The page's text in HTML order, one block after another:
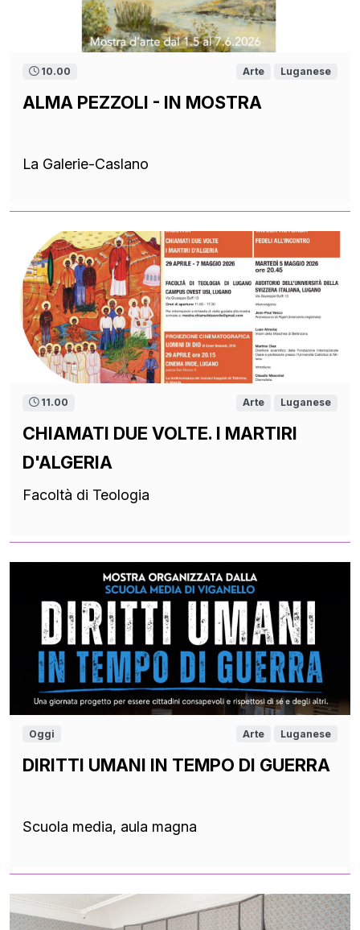
10.00 Arte Luganese
ALMA PEZZOLI - IN MOSTRA
La Galerie-Caslano
11.00 Arte Luganese
CHIAMATI DUE VOLTE. I MARTIRI
D'ALGERIA
Facoltà di Teologia
Oggi Arte Luganese
DIRITTI UMANI IN TEMPO DI GUERRA
Scuola media, aula magna